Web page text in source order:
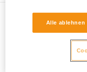
Im Artikel
Alle ablehnen